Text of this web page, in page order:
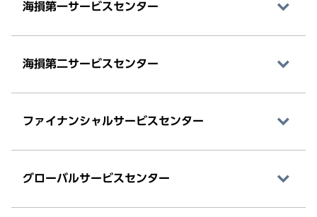
海損第一サービスセンター
海損第二サービスセンター
ファイナンシャルサービスセンター
グローバルサービスセンター